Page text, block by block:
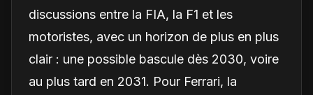
discussions entre la FIA, la F1 et les
motoristes, avec un horizon de plus en plus
clair : une possible bascule dès 2030, voire
au plus tard en 2031. Pour Ferrari, la